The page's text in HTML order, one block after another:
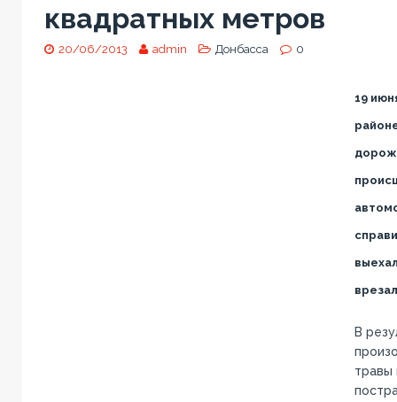
квадратных метров
20/06/2013 admin Донбасса 0
19
В
травы